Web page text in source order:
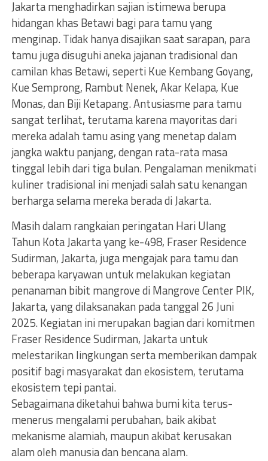
Jakarta menghadirkan sajian istimewa berupa
hidangan khas Betawi bagi para tamu yang
menginap. Tidak hanya disajikan saat sarapan, para
tamu juga disuguhi aneka jajanan tradisional dan
camilan khas Betawi, seperti Kue Kembang Goyang,
Kue Semprong, Rambut Nenek, Akar Kelapa, Kue
Monas, dan Biji Ketapang. Antusiasme para tamu
sangat terlihat, terutama karena mayoritas dari
mereka adalah tamu asing yang menetap dalam
jangka waktu panjang, dengan rata-rata masa
tinggal lebih dari tiga bulan. Pengalaman menikmati
kuliner tradisional ini menjadi salah satu kenangan
berharga selama mereka berada di Jakarta.
Masih dalam rangkaian peringatan Hari Ulang
Tahun Kota Jakarta yang ke-498, Fraser Residence
Sudirman, Jakarta, juga mengajak para tamu dan
beberapa karyawan untuk melakukan kegiatan
penanaman bibit mangrove di Mangrove Center PIK,
Jakarta, yang dilaksanakan pada tanggal 26 Juni
2025. Kegiatan ini merupakan bagian dari komitmen
Fraser Residence Sudirman, Jakarta untuk
melestarikan lingkungan serta memberikan dampak
positif bagi masyarakat dan ekosistem, terutama
ekosistem tepi pantai.
Sebagaimana diketahui bahwa bumi kita terus-
menerus mengalami perubahan, baik akibat
mekanisme alamiah, maupun akibat kerusakan
alam oleh manusia dan bencana alam.